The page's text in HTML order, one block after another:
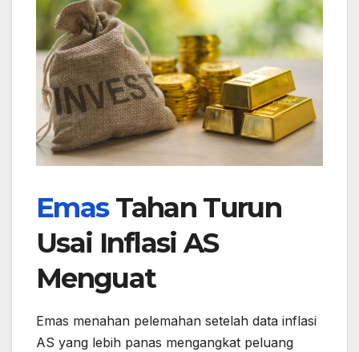
EmasTahan Turun
Usai Inflasi AS
Menguat
Emas menahan pelemahan setelah data inflasi
AS yang lebih panas mengangkat peluang